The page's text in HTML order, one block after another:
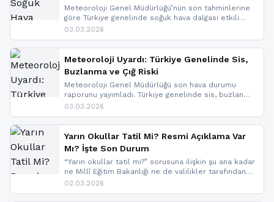
Meteoroloji Genel Müdürlüğü’nün son tahminlerine
göre Türkiye genelinde soğuk hava dalgası etkili
oluyor. Birçok il için kar yağışı ve buzlanma uyarısı
03.03.2026
Meteoroloji Uyardı: Türkiye Genelinde Sis,
Buzlanma ve Çığ Riski
Meteoroloji Genel Müdürlüğü son hava durumu
raporunu yayımladı. Türkiye genelinde sis, buzlanma
ve don beklenirken Doğu Anadolu ve Doğu
yapıldı. İşte son dakika meteoroloji gelişmeleri.
03.03.2026
Yarın Okullar Tatil Mi? Resmi Açıklama Var
Mı? İşte Son Durum
“Yarın okullar tatil mi?” sorusuna ilişkin şu ana kadar
ne Millî Eğitim Bakanlığı ne de valilikler tarafından
yapılmış resmi bir tatil açıklaması bulunmamaktadır.
02.03.2026